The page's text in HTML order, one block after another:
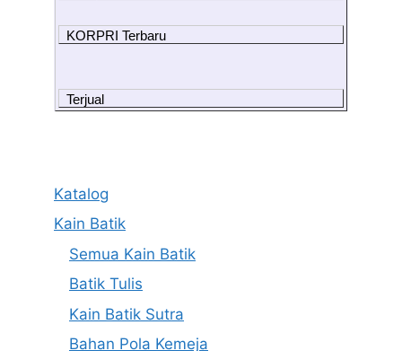
KORPRI Terbaru
Terjual
Katalog
Kain Batik
Semua Kain Batik
Batik Tulis
Kain Batik Sutra
Bahan Pola Kemeja